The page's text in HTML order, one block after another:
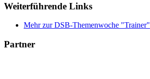
Weiterführende Links
Mehr zur DSB-Themenwoche "Trainer"
Partner